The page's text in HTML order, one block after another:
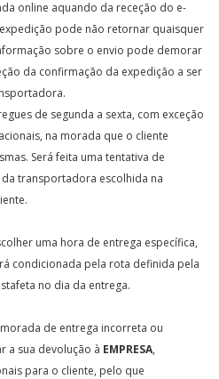
online aquando da receção do e-
pode não retornar quaisquer
sobre o envio pode demorar
da confirmação da expedição a ser
de segunda a sexta, com exceção
na morada que o cliente
Será feita uma tentativa de
transportadora escolhida na
uma hora de entrega específica,
condicionada pela rota definida pela
no dia da entrega.
de entrega incorreta ou
a sua devolução à EMPRESA,
para o cliente, pelo que